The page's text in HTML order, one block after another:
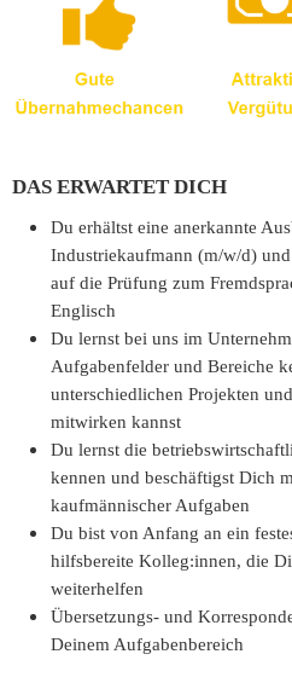
DAS ERWARTET DICH
Du erhältst eine anerkannte
Industriekaufmann (m/w/d)
auf die Prüfung zum
Englisch
Du lernst bei uns im
Aufgabenfelder und Bereiche
unterschiedlichen Projekten
mitwirken kannst
Du lernst die
kennen und beschäftigst Dich
kaufmännischer Aufgaben
Du bist von Anfang an ein
hilfsbereite Kolleg:innen, die
weiterhelfen
Übersetzungs- und
Deinem Aufgabenbereich